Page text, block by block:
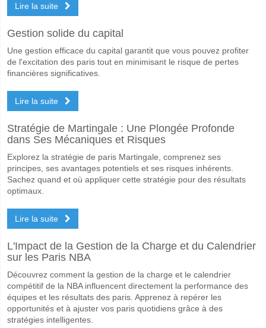
Lire la suite
Gestion solide du capital
Une gestion efficace du capital garantit que vous pouvez profiter
de l'excitation des paris tout en minimisant le risque de pertes
financières significatives.
Lire la suite
Stratégie de Martingale : Une Plongée Profonde
dans Ses Mécaniques et Risques
Explorez la stratégie de paris Martingale, comprenez ses
principes, ses avantages potentiels et ses risques inhérents.
Sachez quand et où appliquer cette stratégie pour des résultats
optimaux.
Lire la suite
L'Impact de la Gestion de la Charge et du Calendrier
sur les Paris NBA
Découvrez comment la gestion de la charge et le calendrier
compétitif de la NBA influencent directement la performance des
équipes et les résultats des paris. Apprenez à repérer les
opportunités et à ajuster vos paris quotidiens grâce à des
stratégies intelligentes.